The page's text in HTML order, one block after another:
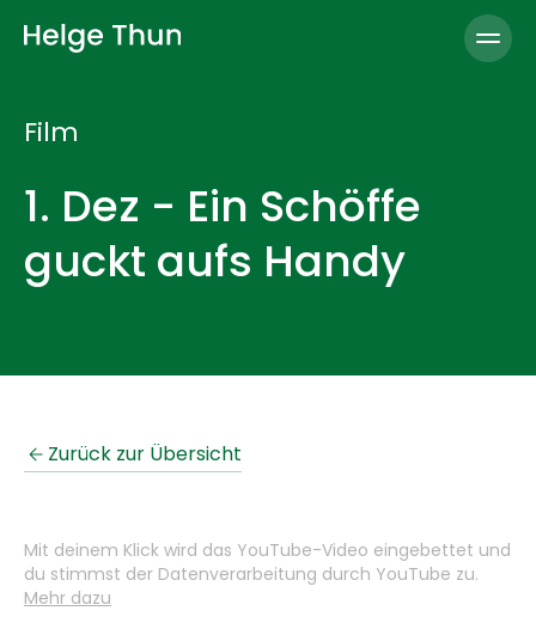
Film
1. Dez - Ein Schöffe
guckt aufs Handy
Zurück zur Übersicht
Mit deinem Klick wird das YouTube-Video eingebettet und
du stimmst der Datenverarbeitung durch YouTube zu.
Mehr dazu